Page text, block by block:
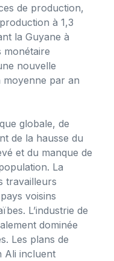
de production,
à 1,3
la Guyane à
monétaire
nouvelle
moyenne par an
globale, de
de la hausse du
et du manque de
La
travailleurs
voisins
L’industrie de
dominée
Les plans de
Ali incluent